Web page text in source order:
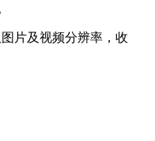
片及视频分辨率，收